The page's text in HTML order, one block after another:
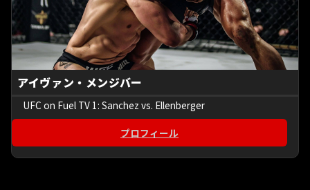
アイヴァン・メンジバー
UFC on Fuel TV 1: Sanchez vs. Ellenberger
プロフィール